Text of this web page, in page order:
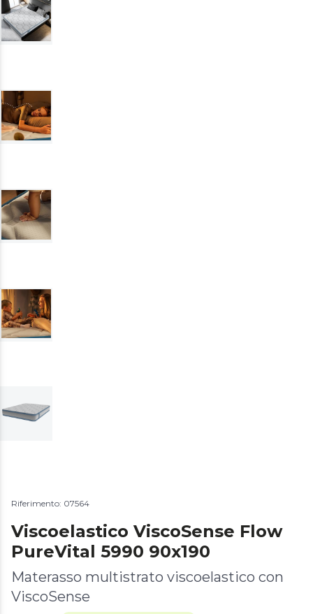
Riferimento: 07564
Viscoelastico ViscoSense Flow
PureVital 5990 90x190
Materasso multistrato viscoelastico con
ViscoSense